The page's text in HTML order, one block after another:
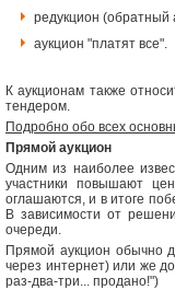
редукцион (обратный
аукцион "платят все".
К аукционам также
тендером.
Подробно обо всех
Прямой аукцион
Одним из наиболее
участники повышают
оглашаются, и в итоге
В зависимости от
очереди.
Прямой аукцион обычно
через интернет) или же
раз-два-три... продано!")